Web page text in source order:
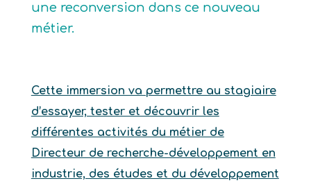
une reconversion dans ce nouveau
métier.
Cette immersion va permettre au stagiaire
d’essayer, tester et découvrir les
différentes activités du métier de
Directeur de recherche-développement en
industrie, des études et du développement